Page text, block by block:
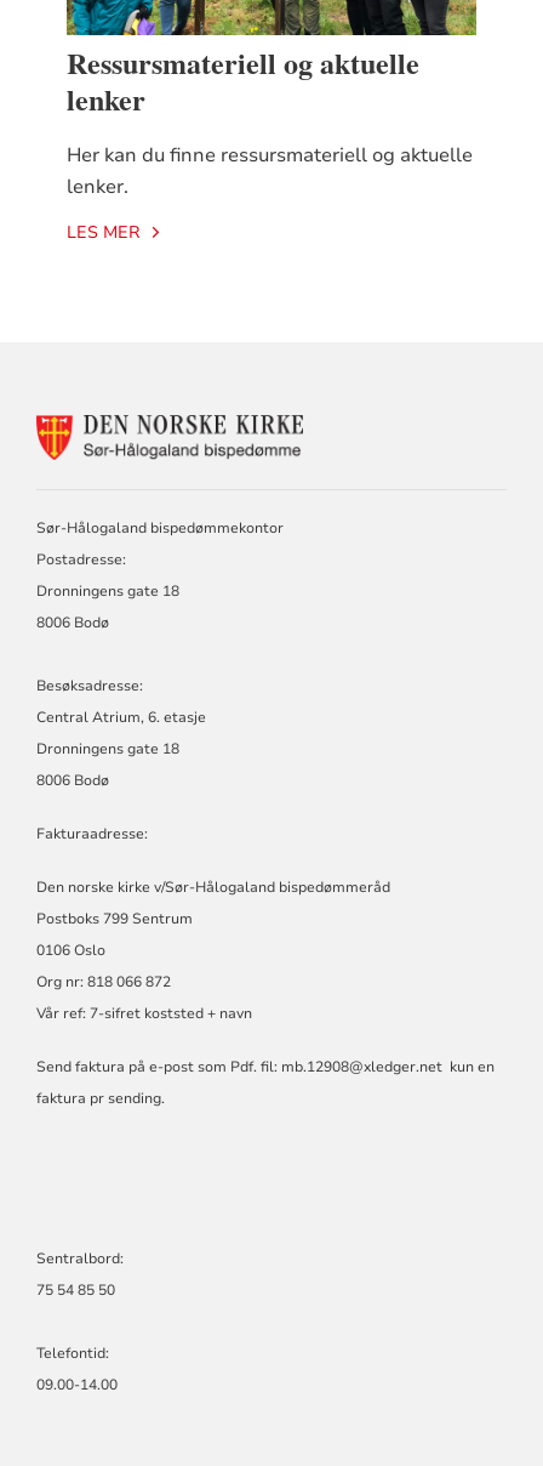
Ressursmateriell og aktuelle
lenker
Her kan du finne ressursmateriell og aktuelle
lenker.
LES MER
KONTAKTINFORMASJON
Sør-Hålogaland bispedømmekontor
Postadresse:
Dronningens gate 18
8006 Bodø
Besøksadresse:
Central Atrium, 6. etasje
Dronningens gate 18
8006 Bodø
Fakturaadresse:
Den norske kirke v/Sør-Hålogaland bispedømmeråd
Postboks 799 Sentrum
0106 Oslo
Org nr: 818 066 872
Vår ref: 7-sifret koststed + navn
Send faktura på e-post som Pdf. fil: mb.12908@xledger.netkun en
faktura pr sending.
Sentralbord:
75 54 85 50
Telefontid:
09.00-14.00